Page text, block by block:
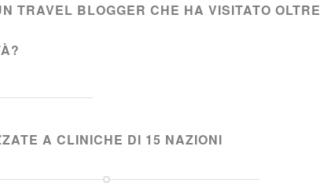
TRAVEL BLOGGER CHE HA VISITATO OLTRE
A CLINICHE DI 15 NAZIONI